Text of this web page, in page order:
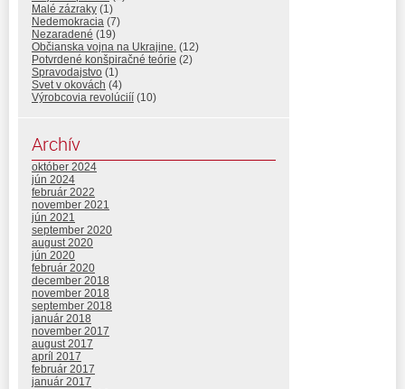
Malé zázraky (1)
Nedemokracia (7)
Nezaradené (19)
Občianska vojna na Ukrajine. (12)
Potvrdené konšpiračné teórie (2)
Spravodajstvo (1)
Svet v okovách (4)
Výrobcovia revolúciíí (10)
Archív
október 2024
jún 2024
február 2022
november 2021
jún 2021
september 2020
august 2020
jún 2020
február 2020
december 2018
november 2018
september 2018
január 2018
november 2017
august 2017
apríl 2017
február 2017
január 2017